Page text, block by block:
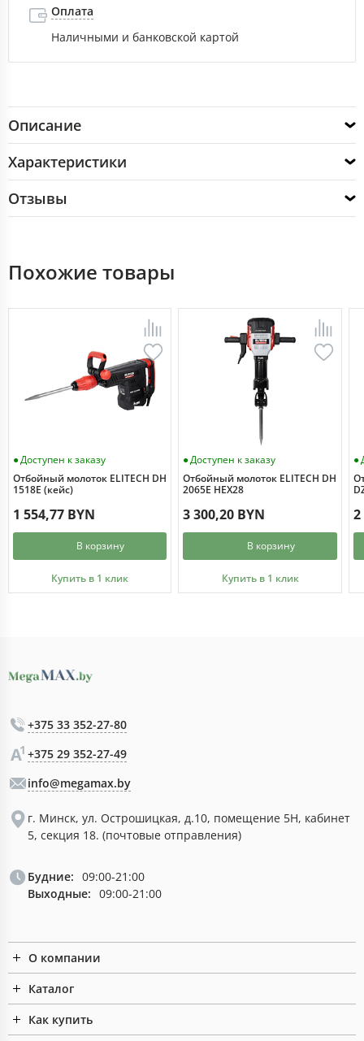
Оплата
Наличными и банковской картой
Описание
Характеристики
Отзывы
Похожие товары
Доступен к заказу
Отбойный молоток ELITECH DH
1518E (кейс)
1 554,77 BYN
В корзину
Купить в 1 клик
Доступен к заказу
Отбойный молоток ELITECH DH
2065E HEX28
3 300,20 BYN
В корзину
Купить в 1 клик
2
+375 33 352-27-80
+375 29 352-27-49
info@megamax.by
г. Минск, ул. Острошицкая, д.10, помещение 5Н, кабинет
5, секция 18. (почтовые отправления)
Будние: 09:00-21:00
Выходные: 09:00-21:00
О компании
Каталог
Как купить